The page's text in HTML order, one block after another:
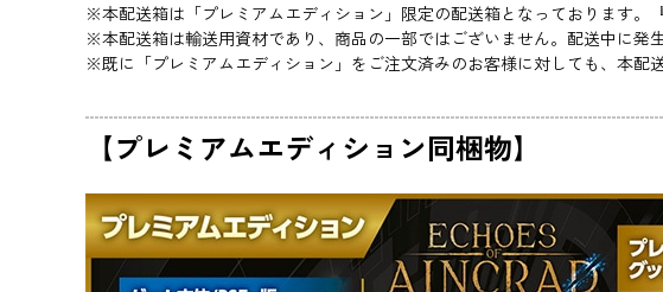
※本配送箱は「プレミアムエディション」限定の配送箱となっております。
※本配送箱は輸送用資材であり、商品の一部ではございません。配送中に発
※既に「プレミアムエディション」をご注文済みのお客様に対しても、本配
【プレミアムエディション同梱物】